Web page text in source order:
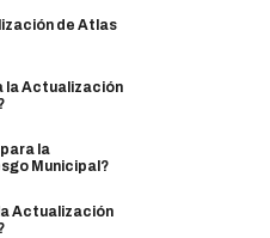
de Atlas
la Actualización
la
Municipal?
Actualización